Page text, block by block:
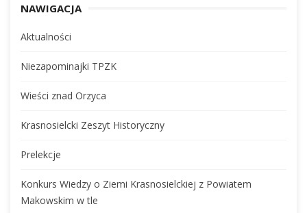
NAWIGACJA
Aktualności
Niezapominajki TPZK
Wieści znad Orzyca
Krasnosielcki Zeszyt Historyczny
Prelekcje
Konkurs Wiedzy o Ziemi Krasnosielckiej z Powiatem
Makowskim w tle